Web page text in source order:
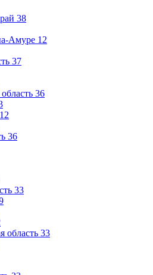
38
Амуре 12
37
36
12
36
33
область 33